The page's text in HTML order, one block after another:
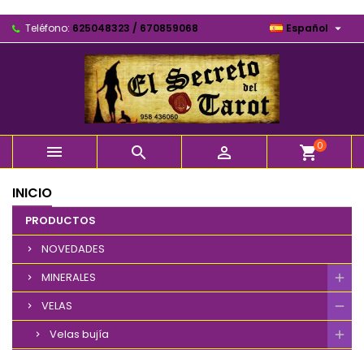
Teléfono: 625048323 / 670859068 Español 
   shopping_cart0
INICIO
PRODUCTOS
NOVEDADES
MINERALES
VELAS
Velas bujía